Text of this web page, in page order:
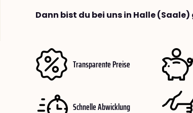
Dann bist du bei uns in Halle
Transparente Preise
Schnelle Abwicklung